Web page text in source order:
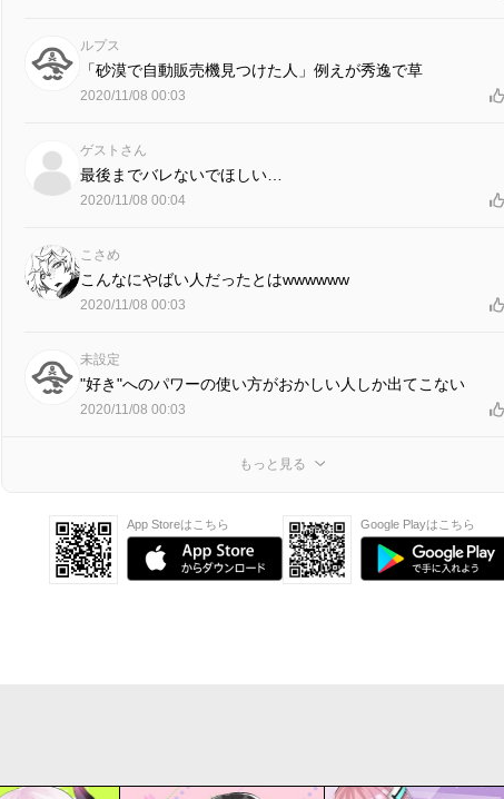
ルプス
「砂漠で自動販売機見つけた人」例えが秀逸で草
2020/11/08 00:03
ゲストさん
最後までバレないでほしい…
2020/11/08 00:04
こさめ
こんなにやばい人だったとはwwwwww
2020/11/08 00:03
未設定
"好き"へのパワーの使い方がおかしい人しか出てこない
2020/11/08 00:03
もっと見る
App Storeはこちら Google Playはこちら